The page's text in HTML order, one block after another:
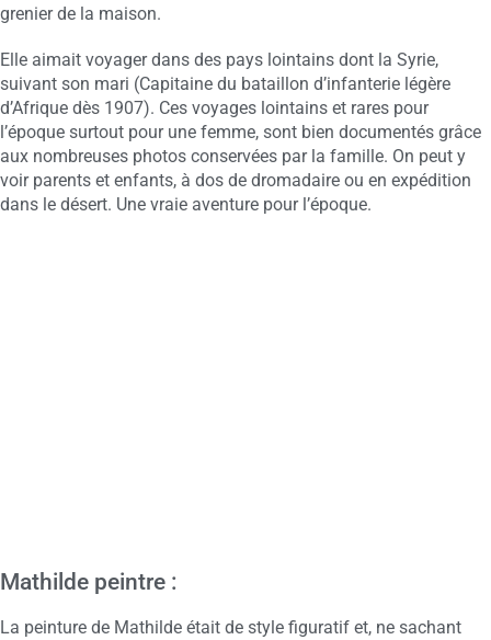
grenier de la maison.
Elle aimait voyager dans des pays lointains dont la Syrie,
suivant son mari (Capitaine du bataillon d’infanterie légère
d’Afrique dès 1907). Ces voyages lointains et rares pour
l’époque surtout pour une femme, sont bien documentés grâce
aux nombreuses photos conservées par la famille. On peut y
voir parents et enfants, à dos de dromadaire ou en expédition
dans le désert. Une vraie aventure pour l’époque.
Mathilde peintre :
La peinture de Mathilde était de style figuratif et, ne sachant